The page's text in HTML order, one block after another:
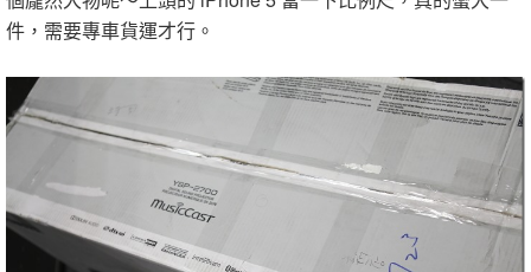
件，需要專車貨運才行。